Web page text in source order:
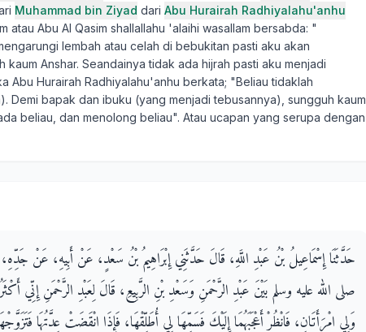
Muhammad bin Ziyad dari Abu Hurairah Radhiyalahu'anhu
atau Abu Al Qasim shallallahu 'alaihi wasallam bersabda: "
lembah atau celah di bebukitan pasti aku akan
Anshar. Seandainya tidak ada hijrah pasti aku menjadi
Abu Hurairah Radhiyalahu'anhu berkata; "Beliau tidaklah
Demi bapak dan ibuku (yang menjadi tebusannya), sungguh kaum
beliau, dan menolong beliau". Atau ucapan yang serupa dengan
حَدَّثَنَا إِسْمَاعِيلُ بْنُ عَبْدِ اللَّهِ، قَالَ حَدَّثَنِي إِبْرَاهِيمُ بْنُ سَعْدٍ، عَنْ أَبِيهِ، عَنْ جَدِّهِ،
صلى الله عليه وسلم بَيْنَ عَبْدِ الرَّحْمَنِ وَسَعْدِ بْنِ الرَّبِيعِ، قَالَ لِعَبْدِ الرَّحْمَنِ إِنِّي
وَلِي امْرَأَتَانِ، فَانْظُرْ أَعْجَبَهُمَا إِلَيْكَ فَسَمِّهَا لِي أُطَلِّقْهَا، فَإِذَا انْقَضَتْ عِدَّتُهَا